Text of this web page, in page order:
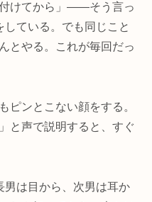
けてから」——そう言っ
ている。でも同じこと
とやる。これが毎回だっ
ピンとこない顔をする。
と声で説明すると、すぐ
男は目から、次男は耳か